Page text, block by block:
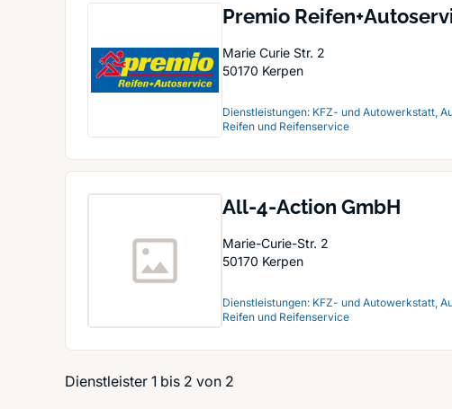
Premio
Marie Curie Str. 2
50170 Kerpen
Dienstleistungen: KFZ- und Autowerkstatt,
Reifen und Reifenservice
All-4-Action GmbH
Marie-Curie-Str. 2
50170 Kerpen
Dienstleistungen: KFZ- und Autowerkstatt,
Reifen und Reifenservice
Dienstleister 1 bis 2 von 2